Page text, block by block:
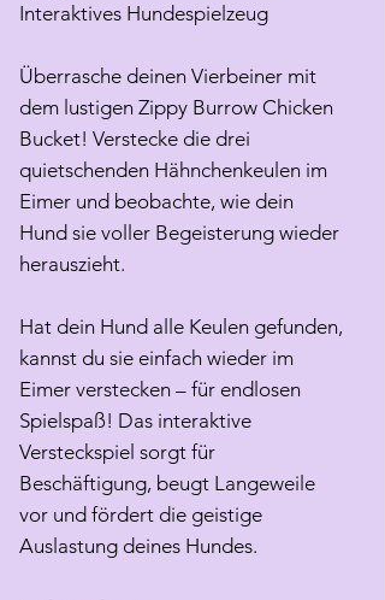
Interaktives Hundespielzeug
Überrasche deinen Vierbeiner mit
dem lustigen Zippy Burrow Chicken
Bucket! Verstecke die drei
quietschenden Hähnchenkeulen im
Eimer und beobachte, wie dein
Hund sie voller Begeisterung wieder
herauszieht.
Hat dein Hund alle Keulen gefunden,
kannst du sie einfach wieder im
Eimer verstecken – für endlosen
Spielspaß! Das interaktive
Versteckspiel sorgt für
Beschäftigung, beugt Langeweile
vor und fördert die geistige
Auslastung deines Hundes.